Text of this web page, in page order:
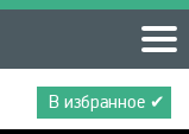
В избранное ✔